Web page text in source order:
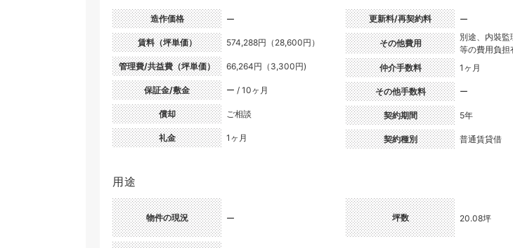
造作価格 ー
賃料（坪単価） 574,288円（28,600円）
管理費/共益費（坪単価） 66,264円（3,300円)
保証金/敷金 ー / 10ヶ月
償却 ご相談
礼金 1ヶ月
更新料/再契約料 ー
その他費用
別途、内裝監
等の費用負担
仲介手数料
1ヶ月
その他手数料 ー
契約期間 5年
契約種別 普通賃貸借
用途
物件の現況 ー 坪数 20.08坪